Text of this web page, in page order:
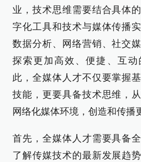
业，技术思维需要结合具体
字化工具和技术与媒体传播
数据分析、网络营销、社交
探索更加高效、便捷、互动
此，全媒体人才不仅要掌握
技能，更要具备技术思维，
网络化媒体环境，创造和传播
首先，全媒体人才需要具备
了解传媒技术的最新发展趋